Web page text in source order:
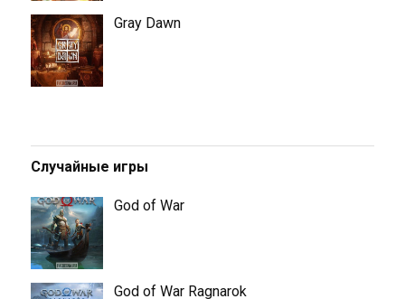
Gray Dawn
Случайные игры
God of War
God of War Ragnarok